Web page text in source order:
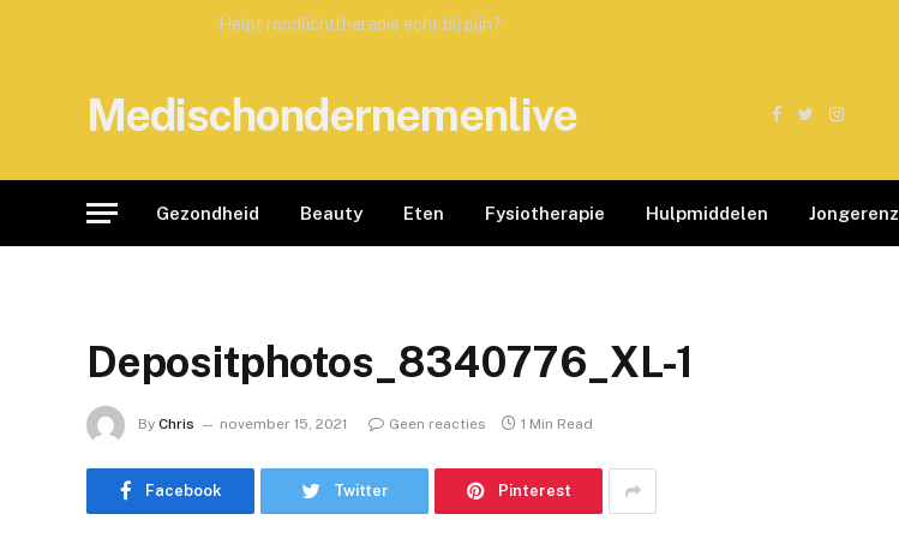
Helpt roodlichttherapie echt bij pijn?
Medischondernemenlive Facebook
Twitter
Gezondheid Beauty Eten Fysiotherapie Hulpmiddelen
Depositphotos_8340776_XL-1
By Chris november 15, 2021 Geen reacties 1 Min Read
Facebook Twitter Pinterest